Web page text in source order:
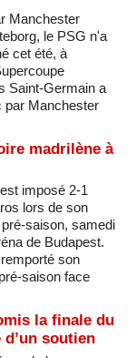
Manchester
le PSG n'a
cet été, à
Saint-Germain a
par Manchester
madrilène à
imposé 2-1
lors de son
saison, samedi
de Budapest.
son
saison face
la finale du
d’un soutien